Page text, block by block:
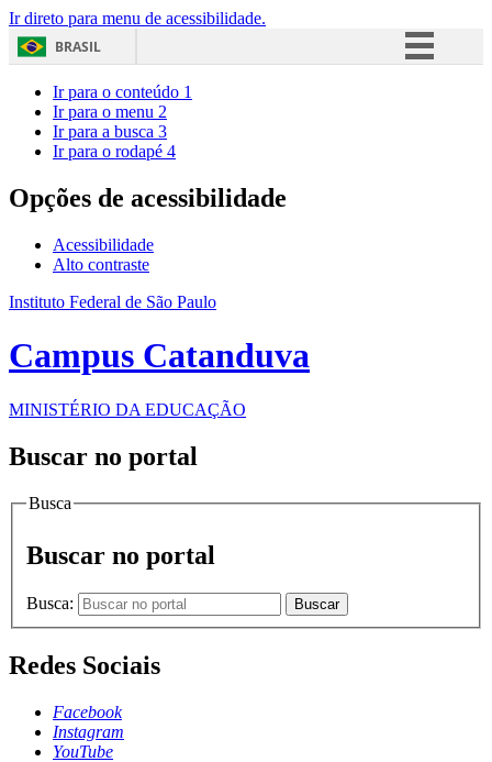
Ir direto para menu de acessibilidade.
BRASIL
Acesso à informação
Ir para o conteúdo 1
Ir para o menu 2
Ir para a busca 3
Ir para o rodapé 4
Opções de acessibilidade
Acessibilidade
Alto contraste
Instituto Federal de São Paulo
Campus Catanduva
MINISTÉRIO DA EDUCAÇÃO
Buscar no portal
Busca
Buscar no portal
Busca: Buscar
Redes Sociais
Facebook
Instagram
YouTube